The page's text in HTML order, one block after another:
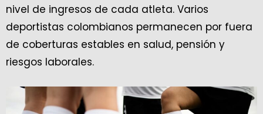
nivel de ingresos de cada atleta. Varios
deportistas colombianos permanecen por fuera
de coberturas estables en salud, pensión y
riesgos laborales.